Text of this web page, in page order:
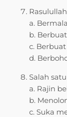
a.
b.
c.
d.
Salah
a. Rajin
b.
c. Suka